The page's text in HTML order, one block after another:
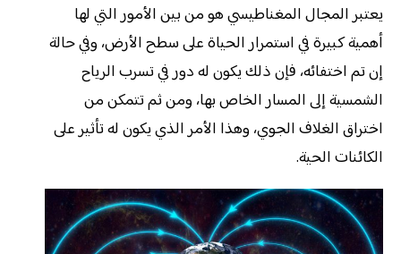
يعتبر المجال المغناطيسي هو من بين الأمور التي لها
أهمية كبيرة في استمرار الحياة على سطح الأرض، وفي حالة
إن تم اختفائه، فإن ذلك يكون له دور في تسرب الرياح
الشمسية إلى المسار الخاص بها، ومن ثم تتمكن من
اختراق الغلاف الجوي، وهذا الأمر الذي يكون له تأثير على
الكائنات الحية.